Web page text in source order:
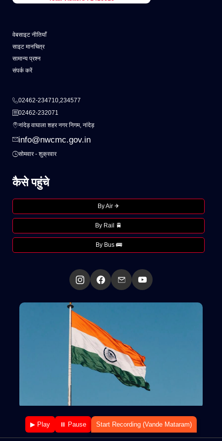
वेबसाइट नीतियाँ
साइट मानचित्र
सामान्य प्रश्न
संपर्क करें
02462-234710,234577
02462-232071
नांदेड़ वाघाला शहर नगर निगम, नांदेड़
info@nwcmc.gov.in
सोमवार - शुक्रवार
कैसे पहुंचे
By Air ✈
By Rail 🚆
By Bus 🚌
▶ Play ⏸ Pause Start Recording (Vande Mataram)